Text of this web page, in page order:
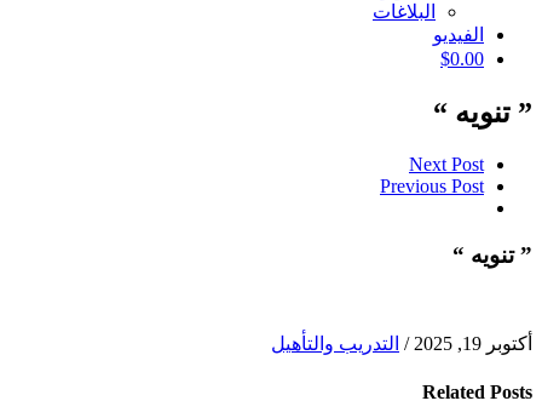
البلاغات
الفيديو
$0.00
” تنويه “
Next Post
Previous Post
” تنويه “
أكتوبر 19, 2025 / التدريب والتأهيل
Related Posts